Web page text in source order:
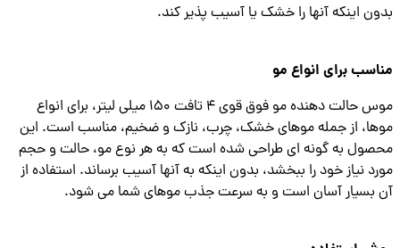
اینکه آنها را خشک یا آسیب پذیر کند.
برای انواع مو
موس حالت دهنده مو فوق قوی 4 تافت 150 میلی لیتر، برای انواع
از جمله موهای خشک، چرب، نازک و ضخیم، مناسب است. این
به گونه ای طراحی شده است که به هر نوع مو، حالت و حجم
نیاز خود را ببخشد، بدون اینکه به آنها آسیب برساند. استفاده از
بسیار آسان است و به سرعت جذب موهای شما می شود.